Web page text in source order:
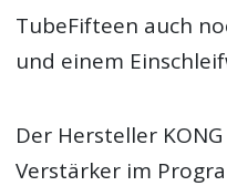
TubeFifteen auch
und einem
Der Hersteller
Verstärker im